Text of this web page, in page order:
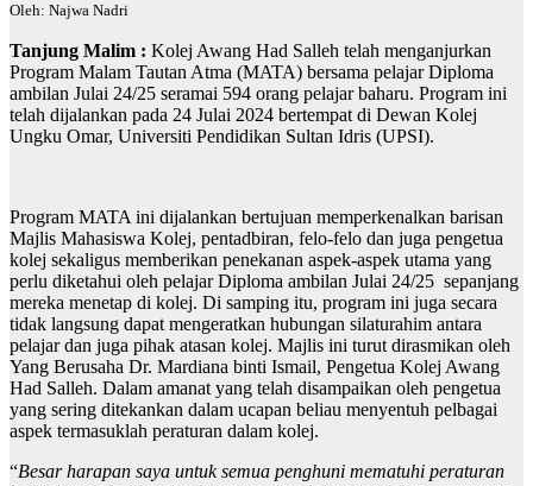
Oleh: Najwa Nadri
Tanjung Malim : Kolej Awang Had Salleh telah menganjurkan
Program Malam Tautan Atma (MATA) bersama pelajar Diploma
ambilan Julai 24/25 seramai 594 orang pelajar baharu. Program ini
telah dijalankan pada 24 Julai 2024 bertempat di Dewan Kolej
Ungku Omar, Universiti Pendidikan Sultan Idris (UPSI).
Program MATA ini dijalankan bertujuan memperkenalkan barisan
Majlis Mahasiswa Kolej, pentadbiran, felo-felo dan juga pengetua
kolej sekaligus memberikan penekanan aspek-aspek utama yang
perlu diketahui oleh pelajar Diploma ambilan Julai 24/25 sepanjang
mereka menetap di kolej. Di samping itu, program ini juga secara
tidak langsung dapat mengeratkan hubungan silaturahim antara
pelajar dan juga pihak atasan kolej. Majlis ini turut dirasmikan oleh
Yang Berusaha Dr. Mardiana binti Ismail, Pengetua Kolej Awang
Had Salleh. Dalam amanat yang telah disampaikan oleh pengetua
yang sering ditekankan dalam ucapan beliau menyentuh pelbagai
aspek termasuklah peraturan dalam kolej.
“Besar harapan saya untuk semua penghuni mematuhi peraturan